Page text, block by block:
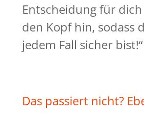
Entscheidung für
den Kopf hin, sodass
jedem Fall sicher bist!“
Das passiert nicht?